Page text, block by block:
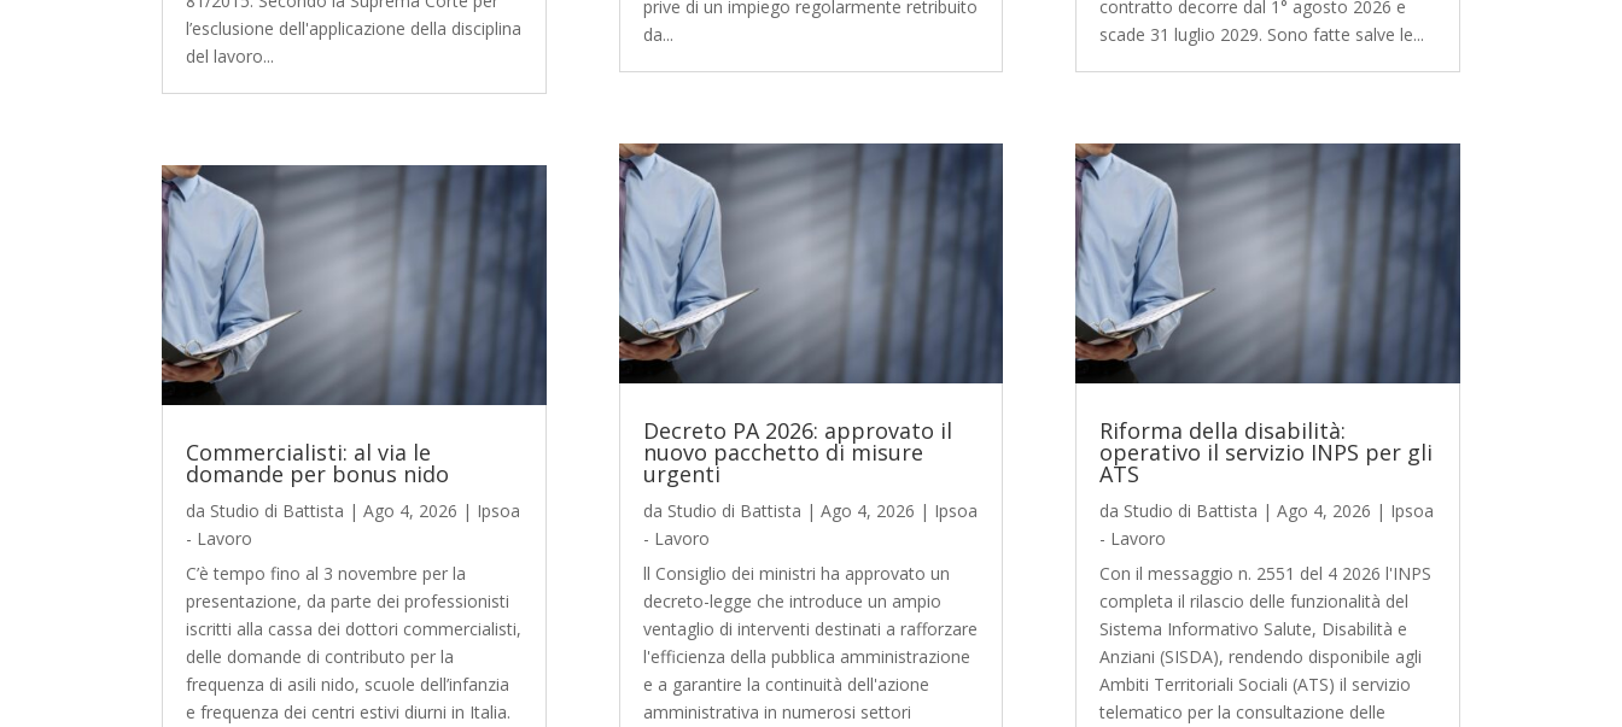
l’esclusione dell'applicazione della disciplina
del lavoro...
Commercialisti: al via le
domande per bonus nido
da Studio di Battista |Ago 4, 2026 | Ipsoa
- Lavoro
C’è tempo fino al 3 novembre per la
presentazione, da parte dei professionisti
iscritti alla cassa dei dottori commercialisti,
delle domande di contributo per la
frequenza di asili nido, scuole dell’infanzia
e frequenza dei centri estivi diurni in Italia.
prive di un impiego regolarmente retribuito
da...
Decreto PA 2026: approvato il
nuovo pacchetto di misure
urgenti
da Studio di Battista | Ago 4, 2026 | Ipsoa
- Lavoro
ll Consiglio dei ministri ha approvato un
decreto-legge che introduce un ampio
ventaglio di interventi destinati a rafforzare
l'efficienza della pubblica amministrazione
e a garantire la continuità dell'azione
amministrativa in numerosi settori
contratto decorre dal 1° agosto 2026 e
scade 31 luglio 2029. Sono fatte salve le...
Riforma della disabilità:
operativo il servizio INPS per gli
ATS
da Studio di Battista | Ago 4, 2026 | Ipsoa
- Lavoro
Con il messaggio n. 2551 del 4 2026 l'INPS
completa il rilascio delle funzionalità del
Sistema Informativo Salute, Disabilità e
Anziani (SISDA), rendendo disponibile agli
Ambiti Territoriali Sociali (ATS) il servizio
telematico per la consultazione delle